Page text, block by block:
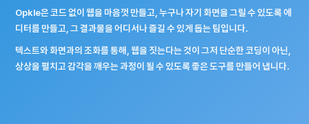
Opkle은 코드 없이 웹을 마음껏 만들고, 누구나 자기 화면을 그릴 수 있도록 에
디터를 만들고, 그 결과물을 어디서나 즐길 수 있게 돕는 팀입니다.
텍스트와 화면과의 조화를 통해, 웹을 짓는다는 것이 그저 단순한 코딩이 아닌,
상상을 펼치고 감각을 깨우는 과정이 될 수 있도록 좋은 도구를 만들어 냅니다.